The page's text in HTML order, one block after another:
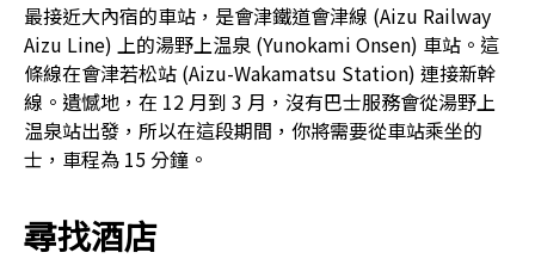
最接近大內宿的車站，是會津鐵道會津線 (Aizu Railway
Aizu Line) 上的湯野上温泉 (Yunokami Onsen) 車站。這
條線在會津若松站 (Aizu-Wakamatsu Station) 連接新幹
線。遺憾地，在 12 月到 3 月，沒有巴士服務會從湯野上
温泉站出發，所以在這段期間，你將需要從車站乘坐的
士，車程為 15 分鐘。
尋找酒店